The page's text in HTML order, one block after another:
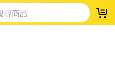
登